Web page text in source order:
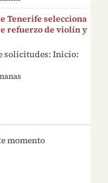
Tenerife selecciona
refuerzo de violín y
solicitudes: Inicio:
momento